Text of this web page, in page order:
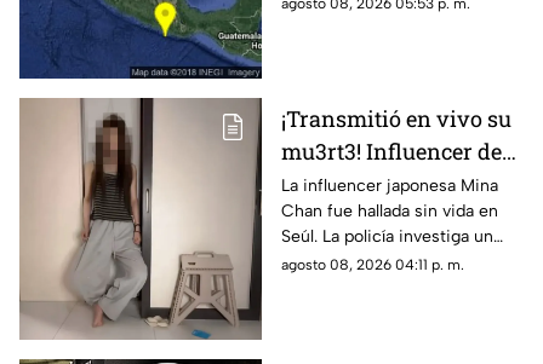
agosto 08, 2026 05:53 p. m.
¡Transmitió en vivo su
mu3rt3! Influencer de
k-pop Mina Chan
estaba en su
departamento de Seúl
La influencer japonesa Mina
Chan fue hallada sin vida en
Seúl. La policía investiga un
posible suicidio tras una alerta
agosto 08, 2026 04:11 p. m.